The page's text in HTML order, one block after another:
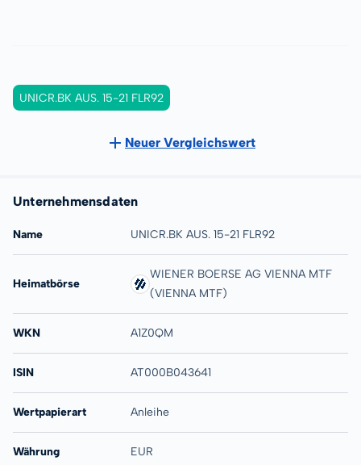
UNICR.BK AUS. 15-21 FLR92
Neuer Vergleichswert
Unternehmensdaten
Name UNICR.BK AUS. 15-21 FLR92
Heimatbörse
WIENER BOERSE AG VIENNA MTF
(VIENNA MTF)
WKN A1Z0QM
ISIN AT000B043641
Wertpapierart Anleihe
Währung EUR